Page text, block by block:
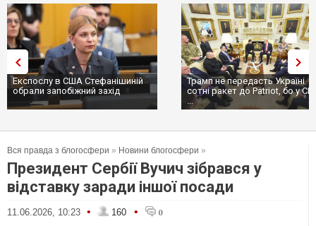
Експослу в США Стефанішиній
обрали запобіжний захід
Трамп не передасть Україні
сотні ракет до Patriot, бо у
...
Вся правда з блогосфери » Новини блогосфери »
Президент Сербії Вучич зібрався у
відставку заради іншої посади
11.06.2026, 10:23 • 160 • 0